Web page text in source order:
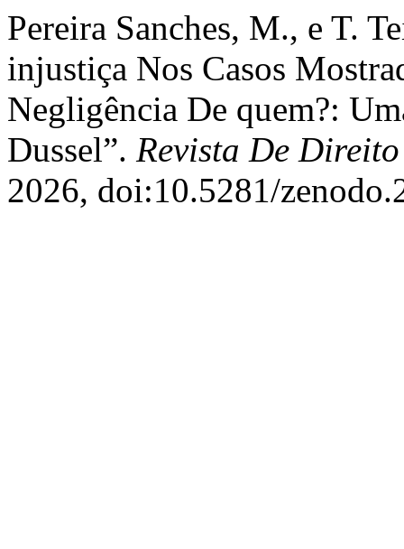
Pereira Sanches, M., e T.
injustiça Nos Casos
Negligência De quem?:
Dussel”. Revista De
2026, doi:10.5281/